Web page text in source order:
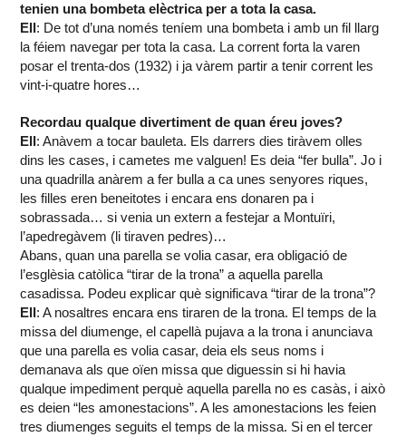
tenien una bombeta elèctrica per a tota la casa.
Ell: De tot d’una només teníem una bombeta i amb un fil llarg
la féiem navegar per tota la casa. La corrent forta la varen
posar el trenta-dos (1932) i ja vàrem partir a tenir corrent les
vint-i-quatre hores…
Recordau qualque divertiment de quan éreu joves?
Ell: Anàvem a tocar bauleta. Els darrers dies tiràvem olles
dins les cases, i cametes me valguen! Es deia “fer bulla”. Jo i
una quadrilla anàrem a fer bulla a ca unes senyores riques,
les filles eren beneitotes i encara ens donaren pa i
sobrassada… si venia un extern a festejar a Montuïri,
l’apedregàvem (li tiraven pedres)…
Abans, quan una parella se volia casar, era obligació de
l’esglèsia catòlica “tirar de la trona” a aquella parella
casadissa. Podeu explicar què significava “tirar de la trona”?
Ell: A nosaltres encara ens tiraren de la trona. El temps de la
missa del diumenge, el capellà pujava a la trona i anunciava
que una parella es volia casar, deia els seus noms i
demanava als que oïen missa que diguessin si hi havia
qualque impediment perquè aquella parella no es casàs, i això
es deien “les amonestacions”. A les amonestacions les feien
tres diumenges seguits el temps de la missa. Si en el tercer